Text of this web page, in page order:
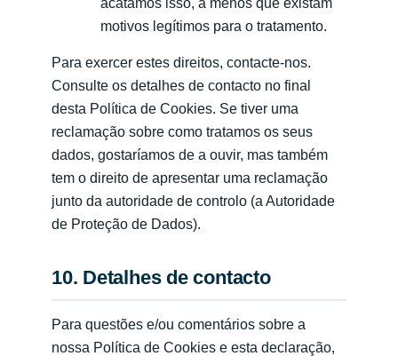
motivos legítimos para o tratamento.
Para exercer estes direitos, contacte-nos.
Consulte os detalhes de contacto no final
desta Política de Cookies. Se tiver uma
reclamação sobre como tratamos os seus
dados, gostaríamos de a ouvir, mas também
tem o direito de apresentar uma reclamação
junto da autoridade de controlo (a Autoridade
de Proteção de Dados).
10. Detalhes de contacto
Para questões e/ou comentários sobre a
nossa Política de Cookies e esta declaração,